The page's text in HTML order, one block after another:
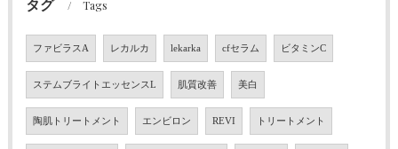
タグ Tags
ファビラスA レカルカ lekarka cfセラム ビタミンC
ステムブライトエッセンスL 肌質改善 美白
陶肌トリートメント エンビロン REVI トリートメント